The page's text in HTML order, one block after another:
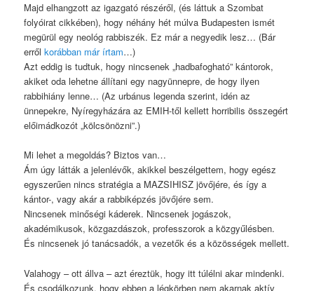
Majd elhangzott az igazgató részéről, (és láttuk a Szombat
folyóirat cikkében), hogy néhány hét múlva Budapesten ismét
megürül egy neológ rabbiszék. Ez már a negyedik lesz… (Bár
erről korábban már írtam…)
Azt eddig is tudtuk, hogy nincsenek „hadbafogható” kántorok,
akiket oda lehetne állítani egy nagyünnepre, de hogy ilyen
rabbihiány lenne… (Az urbánus legenda szerint, idén az
ünnepekre, Nyíregyházára az EMIH-től kellett horribilis összegért
előimádkozót „kölcsönözni”.)
Mi lehet a megoldás? Biztos van…
Ám úgy látták a jelenlévők, akikkel beszélgettem, hogy egész
egyszerűen nincs stratégia a MAZSIHISZ jövőjére, és így a
kántor-, vagy akár a rabbiképzés jövőjére sem.
Nincsenek minőségi káderek. Nincsenek jogászok,
akadémikusok, közgazdászok, professzorok a közgyűlésben.
És nincsenek jó tanácsadók, a vezetők és a közösségek mellett.
Valahogy – ott állva – azt éreztük, hogy itt túlélni akar mindenki.
És csodálkozunk, hogy ebben a légkörben nem akarnak aktív